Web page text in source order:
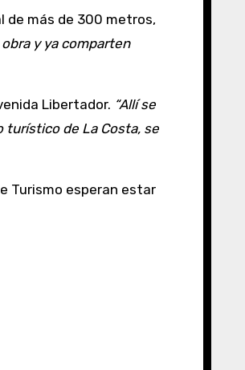
de más de 300 metros,
y ya comparten
Libertador. “Allí se
turístico de La Costa, se
Turismo esperan estar